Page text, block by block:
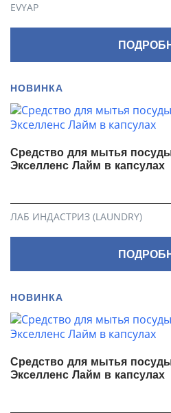
EVYAP
НОВИНКА
Средство для мытья
Экселленс Лайм в капсулах
ЛАБ ИНДАСТРИЗ (LAUNDRY)
НОВИНКА
Средство для мытья
Экселленс Лайм в капсулах